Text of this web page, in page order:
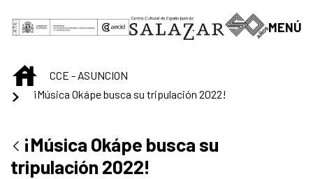
Saltar al contenido principal
MENÚ
INICIOCCE - ASUNCION
¡Música Okápe busca su tripulación 2022!
¡Música Okápe busca su
tripulación 2022!